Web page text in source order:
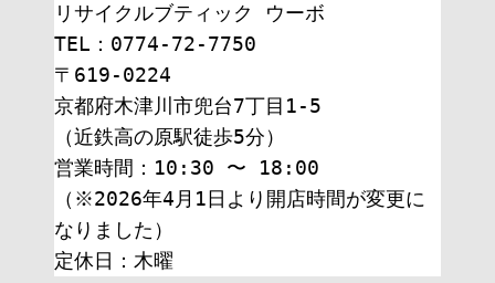
リサイクルブティック ウーボ
TEL：0774-72-7750
〒619-0224
京都府木津川市兜台7丁目1-5
（近鉄高の原駅徒歩5分）
営業時間：10:30 〜 18:00
（※2026年4月1日より開店時間が変更に
なりました）
定休日：木曜